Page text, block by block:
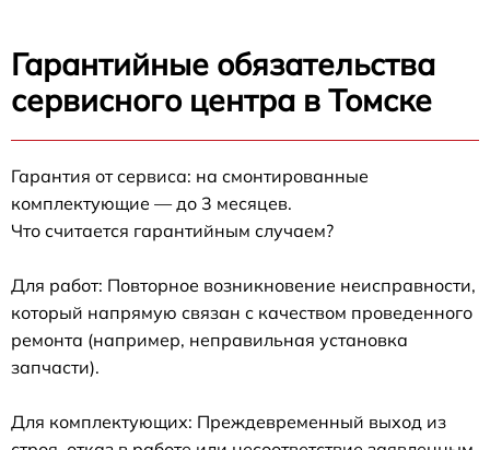
Гарантийные обязательства
сервисного центра в Томске
Гарантия от сервиса: на смонтированные
комплектующие — до 3 месяцев.
Что считается гарантийным случаем?
Для работ: Повторное возникновение неисправности,
который напрямую связан с качеством проведенного
ремонта (например, неправильная установка
запчасти).
Для комплектующих: Преждевременный выход из